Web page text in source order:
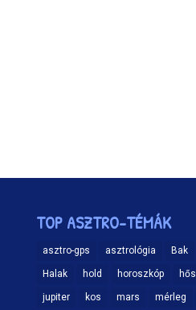
TOP ASZTRO-TÉMÁK
asztro-gps asztrológia Bak
Halak hold horoszkóp hős
jupiter kos mars mérleg